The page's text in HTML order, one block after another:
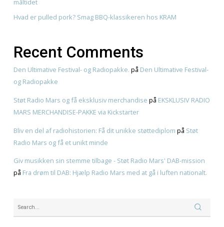
American BBQ til selskaber i Frederiksværk – sådan
Første gang med American BBQ? En enkel guide hos
Genbrugsfestival i Frederiksværk 2026 – oplevelser
familien
American BBQ takeaway i Frederiksværk – sådan
måltidet
Hvad er pulled pork? Smag BBQ-klassikeren hos KRAM
Recent Comments